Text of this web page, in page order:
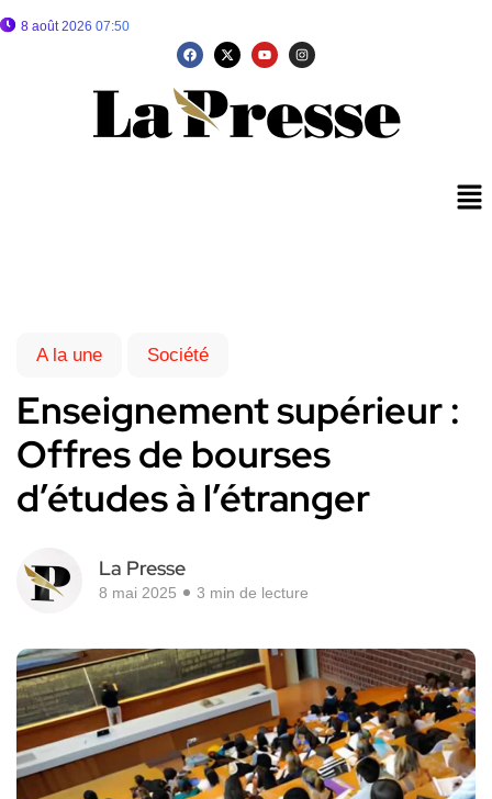
8 août 2026 07:50
A la une Société
Enseignement supérieur :
Offres de bourses
d’études à l’étranger
La Presse
8 mai 2025 3 min de lecture